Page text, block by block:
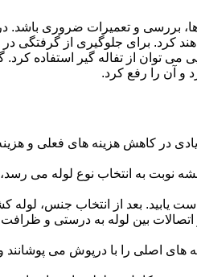
بررسی و تعمیرات ضروری باشد.
کرد. برای جلوگیری از گرفتگی
توان از تفاله گیر استفاده کرد.
و آن را رفع کرد.
در کاهش هزینه های فعلی و
نوبت به انتخاب نوع لوله می رسد،
یابید. بعد از انتخاب جنس، لوله
بین لوله به درستی و
های اصلی را با درپوش می پوشانند